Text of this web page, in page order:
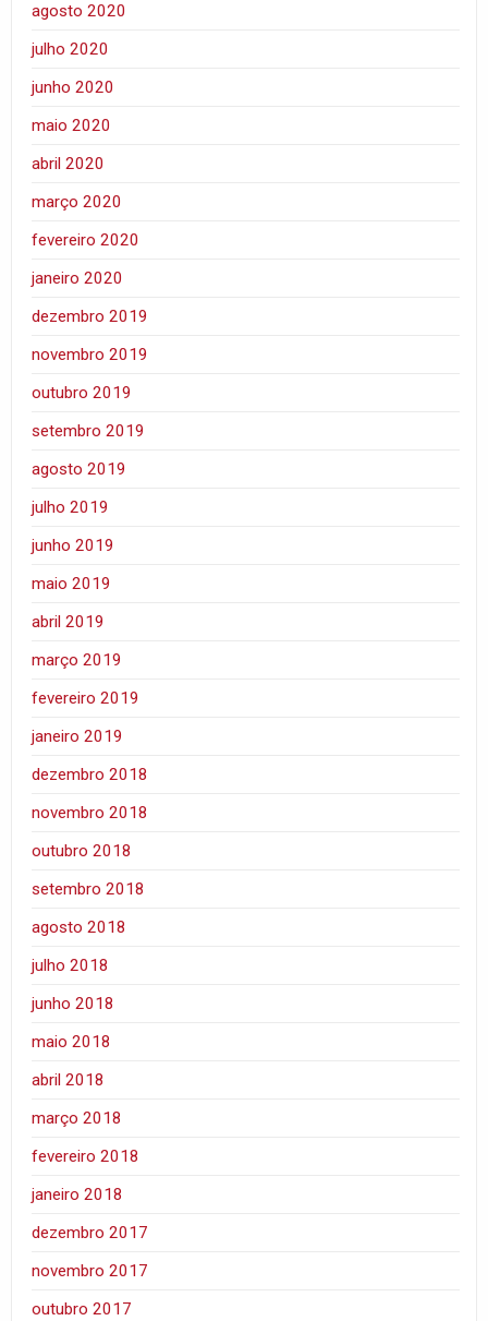
agosto 2020
julho 2020
junho 2020
maio 2020
abril 2020
março 2020
fevereiro 2020
janeiro 2020
dezembro 2019
novembro 2019
outubro 2019
setembro 2019
agosto 2019
julho 2019
junho 2019
maio 2019
abril 2019
março 2019
fevereiro 2019
janeiro 2019
dezembro 2018
novembro 2018
outubro 2018
setembro 2018
agosto 2018
julho 2018
junho 2018
maio 2018
abril 2018
março 2018
fevereiro 2018
janeiro 2018
dezembro 2017
novembro 2017
outubro 2017